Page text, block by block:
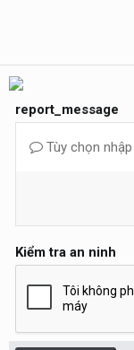
report_message
Tùy chọn
Kiểm tra an ninh